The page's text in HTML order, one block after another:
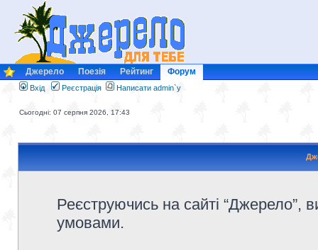
Джерело Поезія Рейтинг Форум
Вхід Реєстрація Написати admin`у
Сьогодні: 07 серпня 2026, 17:43
Реєструючись на сайті “Джерело”,
умовами.